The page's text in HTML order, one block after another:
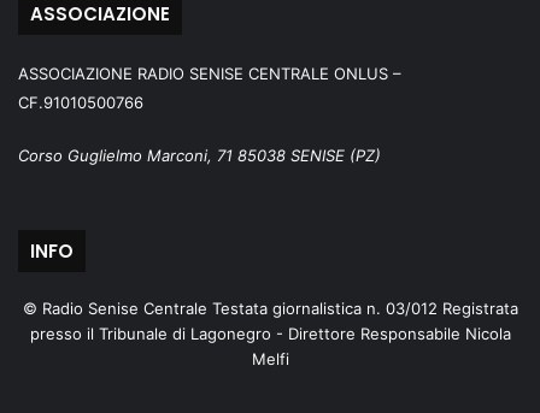
ASSOCIAZIONE
ASSOCIAZIONE RADIO SENISE CENTRALE ONLUS –
CF.91010500766
Corso Guglielmo Marconi, 71 85038 SENISE (PZ)
INFO
© Radio Senise Centrale Testata giornalistica n. 03/012 Registrata
presso il Tribunale di Lagonegro - Direttore Responsabile Nicola
Melfi